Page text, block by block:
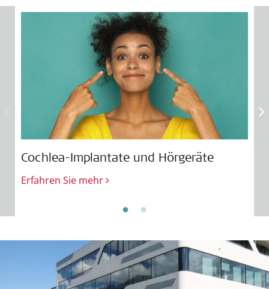
Cochlea-Implantate und Hörgeräte
Erfahren Sie mehr